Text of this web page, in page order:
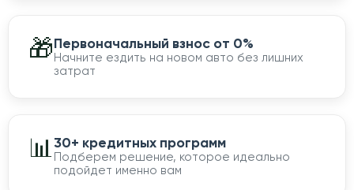
🎁Первоначальный взнос от 0%
Начните ездить на новом авто без лишних
затрат
📊30+ кредитных программ
Подберем решение, которое идеально
подойдет именно вам